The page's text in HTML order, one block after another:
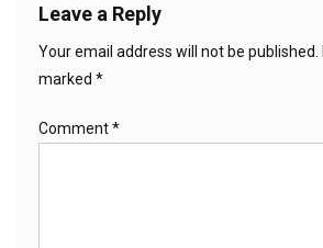
Leave a Reply
Your email address will not be published.
marked *
Comment*